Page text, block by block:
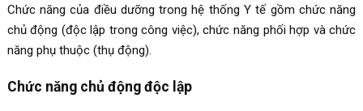
Chức năng của điều dưỡng trong hệ thống Y tế gồm chức năng
chủ động (độc lập trong công việc), chức năng phối hợp và chức
năng phụ thuộc (thụ động).
Chức năng chủ động độc lập